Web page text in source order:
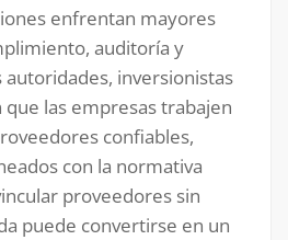
enfrentan mayores
auditoría y
autoridades, inversionistas
las empresas trabajen
confiables,
con la normativa
proveedores sin
puede convertirse en un